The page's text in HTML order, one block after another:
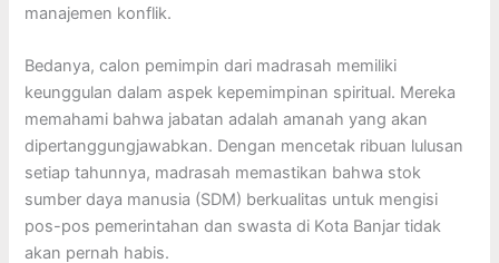
manajemen konflik.
Bedanya, calon pemimpin dari madrasah memiliki
keunggulan dalam aspek kepemimpinan spiritual. Mereka
memahami bahwa jabatan adalah amanah yang akan
dipertanggungjawabkan. Dengan mencetak ribuan lulusan
setiap tahunnya, madrasah memastikan bahwa stok
sumber daya manusia (SDM) berkualitas untuk mengisi
pos-pos pemerintahan dan swasta di Kota Banjar tidak
akan pernah habis.